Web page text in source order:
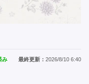
み 最終更新： 2026/8/10 6:40